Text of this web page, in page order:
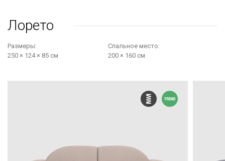
Лорето
Размеры:
250 × 124 × 85 см
Cпальное место:
200 × 160 см